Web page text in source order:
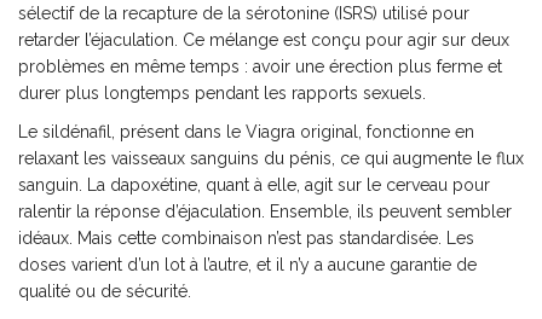
sélectif de la recapture de la sérotonine (ISRS) utilisé pour
retarder l’éjaculation . Ce mélange est conçu pour agir sur deux
problèmes en même temps : avoir une érection plus ferme et
durer plus longtemps pendant les rapports sexuels.
Le sildénafil, présent dans le Viagra original, fonctionne en
relaxant les vaisseaux sanguins du pénis, ce qui augmente le flux
sanguin. La dapoxétine, quant à elle, agit sur le cerveau pour
ralentir la réponse d’éjaculation. Ensemble, ils peuvent sembler
idéaux. Mais cette combinaison n’est pas standardisée. Les
doses varient d’un lot à l’autre, et il n’y a aucune garantie de
qualité ou de sécurité.